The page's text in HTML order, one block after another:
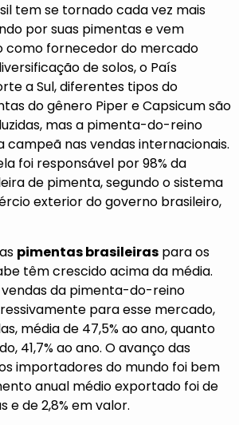
tem se tornado cada vez mais
por suas pimentas e vem
como fornecedor do mercado
de solos, o País
a Sul, diferentes tipos do
do gênero Piper e Capsicum são
mas a pimenta-do-reino
campeã nas vendas internacionais.
foi responsável por 98% da
de pimenta, segundo o sistema
exterior do governo brasileiro,
pimentas brasileiras para os
têm crescido acima da média.
vendas da pimenta-do-reino
para esse mercado,
média de 47,5% ao ano, quanto
41,7% ao ano. O avanço das
importadores do mundo foi bem
anual médio exportado foi de
e de 2,8% em valor.